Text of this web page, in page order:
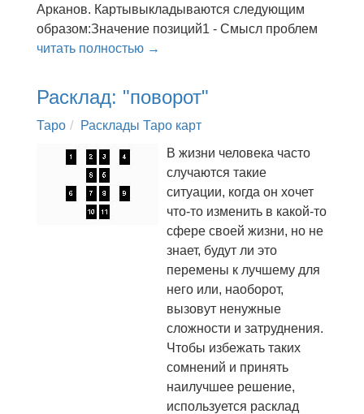
Арканов. Картывыкладываются следующим
образом:Значение позиций1 - Смысл проблем
читать полностью →
Расклад: "поворот"
Таро
Расклады Таро карт
В жизни человека часто
случаются такие
ситуации, когда он хочет
что-то изменить в какой-то
сфере своей жизни, но не
знает, будут ли это
перемены к лучшему для
него или, наоборот,
вызовут ненужные
сложности и затруднения.
Чтобы избежать таких
сомнений и принять
наилучшее решение,
используется расклад